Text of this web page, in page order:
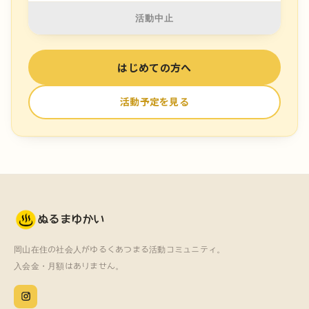
活動中止
はじめての方へ
活動予定を見る
ぬるまゆかい
岡山在住の社会人がゆるくあつまる活動コミュニティ。
入会金・月額はありません。